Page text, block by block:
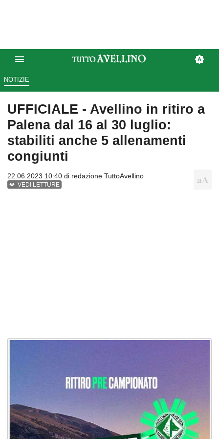
NOTIZIE
UFFICIALE - Avellino in ritiro a
Palena dal 16 al 30 luglio:
stabiliti anche 5 allenamenti
congiunti
22.06.2023 10:40 di redazione TuttoAvellino
VEDI LETTURE